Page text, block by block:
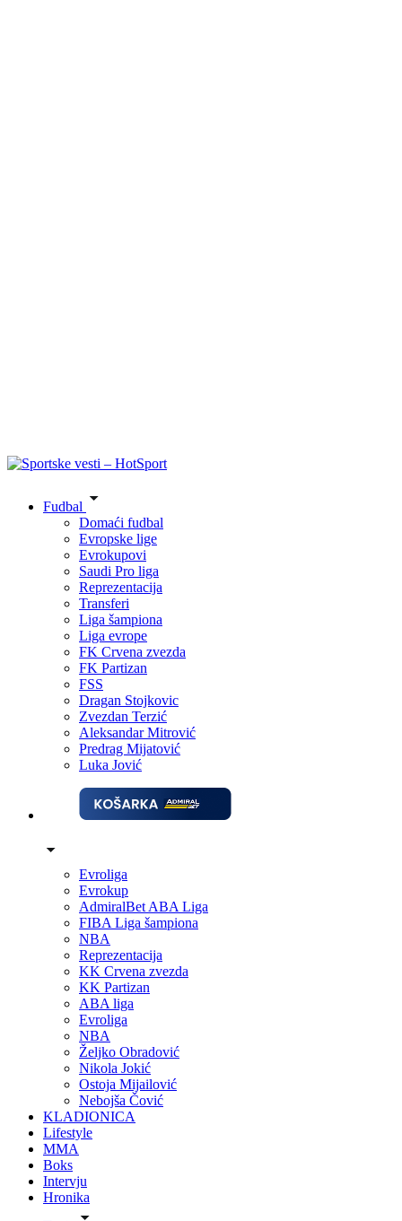
Fudbal
Domaći fudbal
Evropske lige
Evrokupovi
Saudi Pro liga
Reprezentacija
Transferi
Liga šampiona
Liga evrope
FK Crvena zvezda
FK Partizan
FSS
Dragan Stojkovic
Zvezdan Terzić
Aleksandar Mitrović
Predrag Mijatović
Luka Jović
Evroliga
Evrokup
AdmiralBet ABA Liga
FIBA Liga šampiona
NBA
Reprezentacija
KK Crvena zvezda
KK Partizan
ABA liga
Evroliga
NBA
Željko Obradović
Nikola Jokić
Ostoja Mijailović
Nebojša Čović
KLADIONICA
Lifestyle
MMA
Boks
Intervju
Hronika